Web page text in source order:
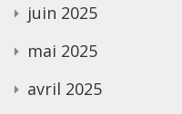
juin 2025
mai 2025
avril 2025